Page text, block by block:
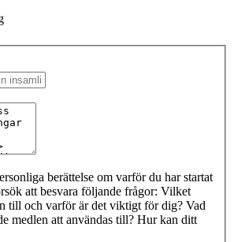
berättelse om varför du har startat
att besvara följande frågor: Vilket
till och varför är det viktigt för dig? Vad
medlen att användas till? Hur kan ditt